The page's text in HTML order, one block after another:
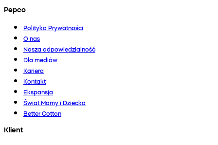
Pepco
Polityka Prywatności
O nas
Nasza odpowiedzialność
Dla mediów
Kariera
Kontakt
Ekspansja
Świat Mamy i Dziecka
Better Cotton
Klient